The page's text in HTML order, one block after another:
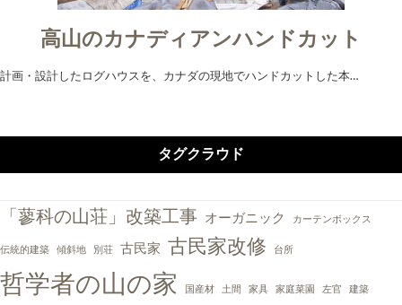
高山のカナディアンハンドカット
計画・設計したログハウスを、カナダの現地でハンドカットした本…
タグクラウド
「蓼科の山荘」改築工事 オーガニック カーテンボックス
伝統的建築 傾斜地 別荘 古民家 古民家改修 台所
哲学者の山の家 国産材 土間 家具 家庭菜園 左官 建築